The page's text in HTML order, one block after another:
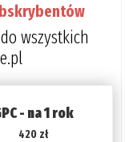
wszystkich
- na 1 rok
420 zł